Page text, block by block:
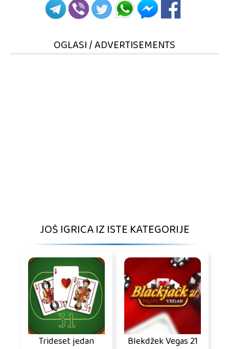
OGLASI / ADVERTISEMENTS
JOŠ IGRICA IZ ISTE KATEGORIJE
Trideset jedan Blekdžek Vegas 21